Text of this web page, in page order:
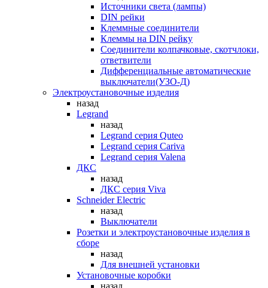
Источники света (лампы)
DIN рейки
Клеммные соединители
Клеммы на DIN рейку
Соединители колпачковые, скотчлоки,
ответвители
Дифференциальные автоматические
выключатели(УЗО-Д)
Электроустановочные изделия
назад
Legrand
назад
Legrand серия Quteo
Legrand серия Cariva
Legrand серия Valena
ДКС
назад
ДКС серия Viva
Schneider Electric
назад
Выключатели
Розетки и электроустановочные изделия в
сборе
назад
Для внешней установки
Установочные коробки
назад